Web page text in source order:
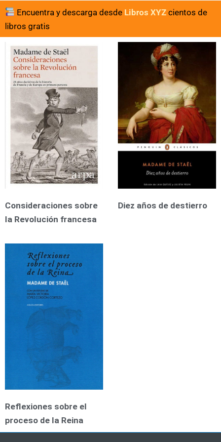
Encuentra y descarga desde Libros XYZcientos de
libros gratis
Consideraciones sobre
la Revolución francesa
Diez años de destierro
Reflexiones sobre el
proceso de la Reina